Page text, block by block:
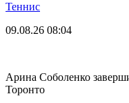
Теннис
09.08.26 08:04
Арина Соболенко
Торонто